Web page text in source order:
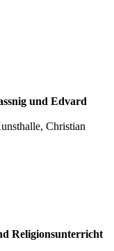
und Edvard
Christian
Religionsunterricht